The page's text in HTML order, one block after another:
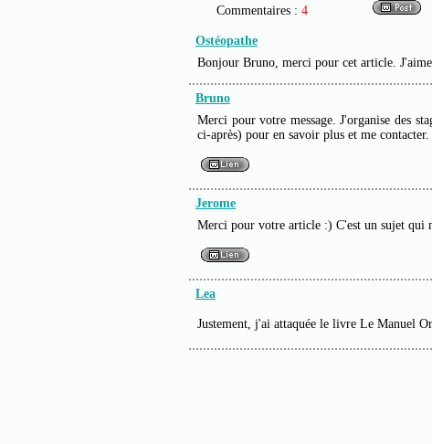
Commentaires : 4
Ostéopathe
Bonjour Bruno, merci pour cet article.
Bruno
Merci pour votre message. J'organise des
ci-après) pour en savoir plus et me
Jerome
Merci pour votre article :) C'est un sujet qui
Lea
Justement, j'ai attaquée le livre Le Manuel